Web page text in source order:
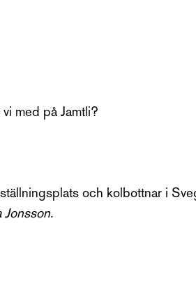
med på Jamtli?
och kolbottnar i
Jonsson.